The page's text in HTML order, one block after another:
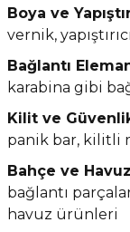
Boya ve
vernik,
Bağlantı
karabina gibi
Kilit ve
panik bar, kilitli
Bahçe ve
bağlantı
havuz ürünleri